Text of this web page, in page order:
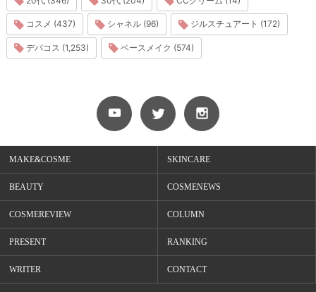
コスメ (437) シャネル (96) ジルスチュアート (172)
デパコス (1,253) ベースメイク (574)
MAKE&COSME SKINCARE
BEAUTY COSMENEWS
COSMEREVIEW COLUMN
PRESENT RANKING
WRITER CONTACT